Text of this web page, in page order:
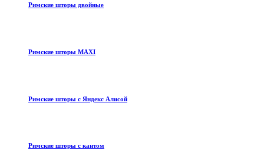
Римские шторы двойные
Римские шторы MAXI
Римские шторы с Яндекс Алисой
Римские шторы с кантом